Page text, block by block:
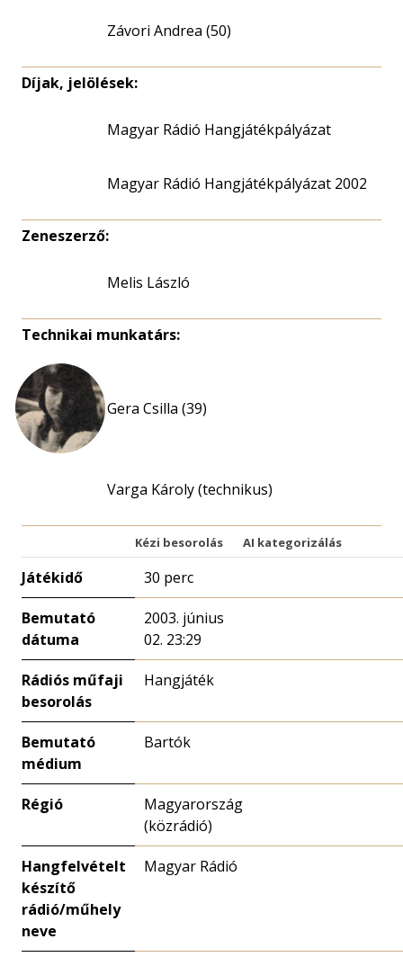
Závori Andrea (50)
Díjak, jelölések:
Magyar Rádió Hangjátékpályázat
Magyar Rádió Hangjátékpályázat 2002
Zeneszerző:
Melis László
Technikai munkatárs:
Gera Csilla (39)
Varga Károly (technikus)
Kézi besorolás AI kategorizálás
Játékidő 30 perc
Bemutató
dátuma
2003. június
02. 23:29
Rádiós műfaji
besorolás
Hangjáték
Bemutató
médium
Bartók
Régió
Magyarország
(közrádió)
Hangfelvételt
készítő
rádió/műhely
neve
Magyar Rádió